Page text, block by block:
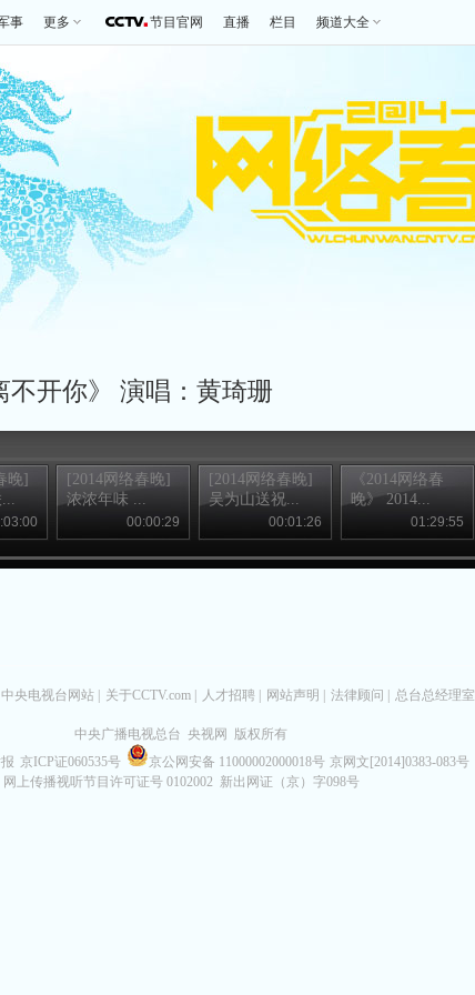
事 更多 节目官网 直播 栏目 频道大全
开你》 演唱：黄琦珊
晚]
[2014网络春晚]
浓浓年味 ...
00:00:29
[2014网络春晚]
吴为山送祝...
00:01:26
《2014网络春
晚》 2014...
01:29:55
中央电视台网站 关于CCTV.com 人才招聘 网站声明 法律顾问 总台总经理室
中央广播电视总台 央视网 版权所有
京ICP证060535号 京公网安备 11000002000018号 京网文[2014]0383-083号
网上传播视听节目许可证号 0102002 新出网证（京）字098号